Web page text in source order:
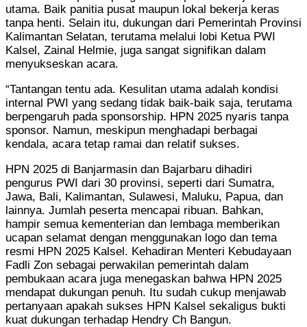
utama. Baik panitia pusat maupun lokal bekerja keras
tanpa henti. Selain itu, dukungan dari Pemerintah Provinsi
Kalimantan Selatan, terutama melalui lobi Ketua PWI
Kalsel, Zainal Helmie, juga sangat signifikan dalam
menyukseskan acara.
“Tantangan tentu ada. Kesulitan utama adalah kondisi
internal PWI yang sedang tidak baik-baik saja, terutama
berpengaruh pada sponsorship. HPN 2025 nyaris tanpa
sponsor. Namun, meskipun menghadapi berbagai
kendala, acara tetap ramai dan relatif sukses.
HPN 2025 di Banjarmasin dan Bajarbaru dihadiri
pengurus PWI dari 30 provinsi, seperti dari Sumatra,
Jawa, Bali, Kalimantan, Sulawesi, Maluku, Papua, dan
lainnya. Jumlah peserta mencapai ribuan. Bahkan,
hampir semua kementerian dan lembaga memberikan
ucapan selamat dengan menggunakan logo dan tema
resmi HPN 2025 Kalsel. Kehadiran Menteri Kebudayaan
Fadli Zon sebagai perwakilan pemerintah dalam
pembukaan acara juga menegaskan bahwa HPN 2025
mendapat dukungan penuh. Itu sudah cukup menjawab
pertanyaan apakah sukses HPN Kalsel sekaligus bukti
kuat dukungan terhadap Hendry Ch Bangun.